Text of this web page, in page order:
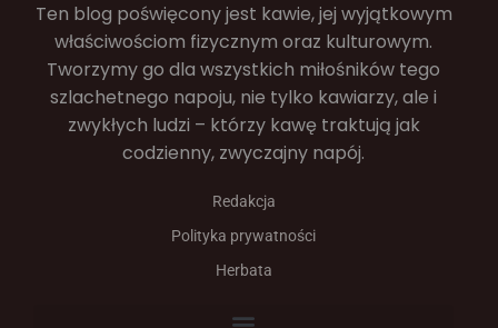
Ten blog poświęcony jest kawie, jej wyjątkowym
właściwościom fizycznym oraz kulturowym.
Tworzymy go dla wszystkich miłośników tego
szlachetnego napoju, nie tylko kawiarzy, ale i
zwykłych ludzi – którzy kawę traktują jak
codzienny, zwyczajny napój.
Redakcja
Polityka prywatności
Herbata